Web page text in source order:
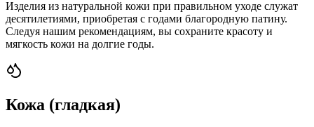
Изделия из натуральной кожи при правильном уходе служат
десятилетиями, приобретая с годами благородную патину.
Следуя нашим рекомендациям, вы сохраните красоту и
мягкость кожи на долгие годы.
Кожа (гладкая)